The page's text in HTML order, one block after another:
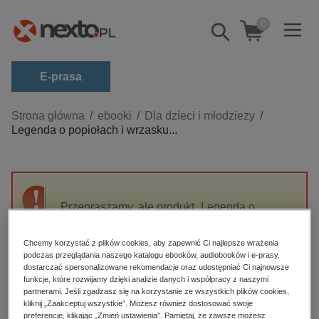
Pokaż/schowaj
wyszukiwarkę
0
E-prasa
Kategorie
Zobacz wszystkie E-prasa
budownictwo, aranżacja wnętrz
darmowe wydania
edukacja
hobby, sport, rozrywka
komputery, internet, technologie, informatyka
Strona główna ebooki
Dla dzieci i młodzieży
Legenda o popiołach i wrzasku...
Przepraszamy, ale produkt „Legenda o
High-contrast mode
Polecane
Chcemy korzystać z plików cookies, aby zapewnić Ci najlepsze wrażenia
podczas przeglądania naszego katalogu ebooków, audiobooków i e-prasy,
dostarczać spersonalizowane rekomendacje oraz udostępniać Ci najnowsze
funkcje, które rozwijamy dzięki analizie danych i współpracy z naszymi
partnerami. Jeśli zgadzasz się na korzystanie ze wszystkich plików cookies,
kliknij „Zaakceptuj wszystkie”. Możesz również dostosować swoje
preferencje, klikając „Zmień ustawienia”. Pamiętaj, że zawsze możesz